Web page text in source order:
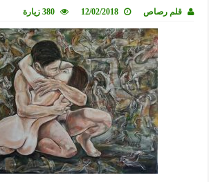
قلم رصاص 12/02/2018 380 زيارة